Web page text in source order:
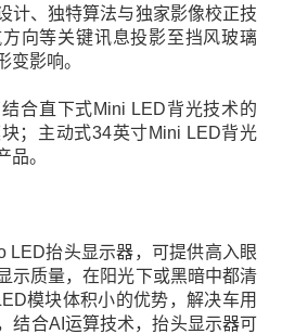
计、独特算法与独家影像校正技
向等关键讯息投影至挡风玻璃
变影响。
合直下式Mini LED背光技术的
；主动式34英寸Mini LED背光
品。
LED抬头显示器，可提供高入眼
示质量，在阳光下或黑暗中都清
模块体积小的优势，解决车用
结合AI运算技术，抬头显示器可